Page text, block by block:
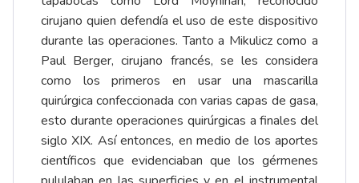
cirujano quien defendía el uso de este dispositivo
durante las operaciones. Tanto a Mikulicz como a
Paul Berger, cirujano francés, se les considera
como los primeros en usar una mascarilla
quirúrgica confeccionada con varias capas de gasa,
esto durante operaciones quirúrgicas a finales del
siglo XIX. Así entonces, en medio de los aportes
científicos que evidenciaban que los gérmenes